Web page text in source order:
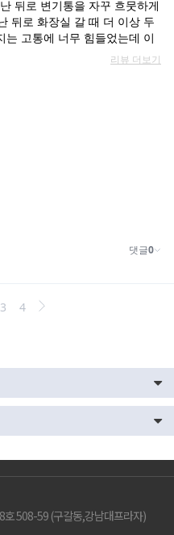
호 508-59 (구갈동,강남대프라자)